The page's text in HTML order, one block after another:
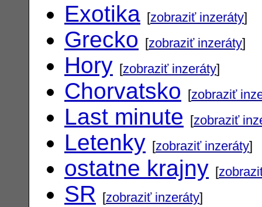
Exotika [zobraziť inzeráty]
Grecko [zobraziť inzeráty]
Hory [zobraziť inzeráty]
Chorvatsko [zobraziť
Last minute [zobraziť
Letenky [zobraziť inzeráty]
ostatne krajny [
SR [zobraziť inzeráty]